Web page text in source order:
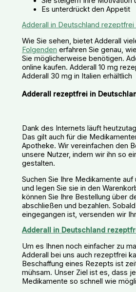
Es unterdrückt den Appetit
Adderall in Deutschland rezeptfrei
Wie Sie sehen, bietet Adderall
Folgenden erfahren Sie genau,
Sie möglicherweise benötigen.
online kaufen. Adderall 10 mg
Adderall 30 mg in Italien erhältlich
Adderall rezeptfrei in
Dank des Internets läuft
Das gilt auch für die
Apotheke. Wir vereinfachen den
unsere Nutzer, indem wir ihn so
gestalten.
Suchen Sie Ihre Medikamente auf
und legen Sie sie in den
können Sie Ihre Bestellung über
abschließen und bezahlen.
eingegangen ist, versenden wir
Adderall in Deutschland
Um es Ihnen noch einfacher zu
Adderall bei uns auch rezeptfrei
Beschaffung eines Rezepts ist
mühsam. Unser Ziel ist es, dass
Medikamente so schnell wie